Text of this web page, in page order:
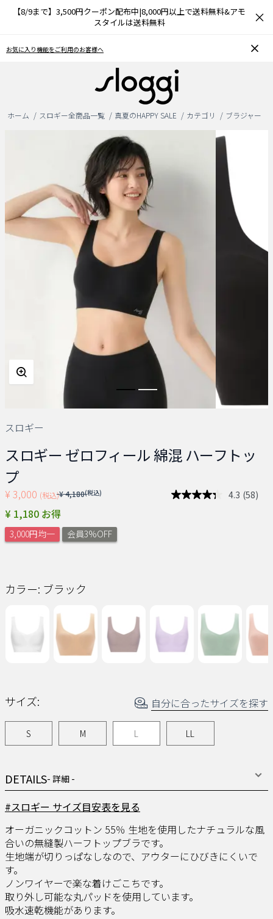
【8/9まで】3,500円クーポン配布中|8,000円以上で送料無料&アモ
スタイルは送料無料
×
おうちで簡単♪ブラサイズの測り方、選び方
ホーム スロギー全商品一覧 真夏のHAPPY SALE カテゴリ ブラジャー
DETAILS- 詳細 -
#スロギー サイズ目安表を見る
オーガニックコットン 55％ 生地を使用したナチュラルな風
合いの無縫製ハーフトップブラです。
生地端が切りっぱなしなので、アウターにひびきにくいで
す。
ノンワイヤーで楽な着けごこちです。
取り外し可能な丸パッドを使用しています。
吸水速乾機能があります。
スロギー
スロギー ゼロフィール 綿混 ハーフトッ
プ
¥ 3,000 (税込)Price reduced from
¥ 4,180(税込) 4.3 レ
の
リ
ク。
(58)
¥ 1,180 お得
3,000円均一 会員3%OFF
カラー: ブラック
サイズ: 自分に合ったサイズを探す
S M L LL